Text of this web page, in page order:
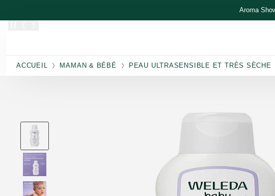
Aroma
ACCUEIL MAMAN & BÉBÉ PEAU ULTRASENSIBLE ET TRÈS SÈCHE